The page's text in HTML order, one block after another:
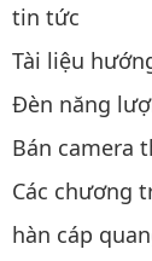
tin tức
Tài liệu
Đèn năng
Bán camera
Các chương
hàn cáp